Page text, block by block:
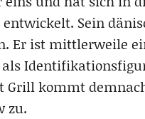
Sein
Er ist mittlerweile
Grill kommt
zu.